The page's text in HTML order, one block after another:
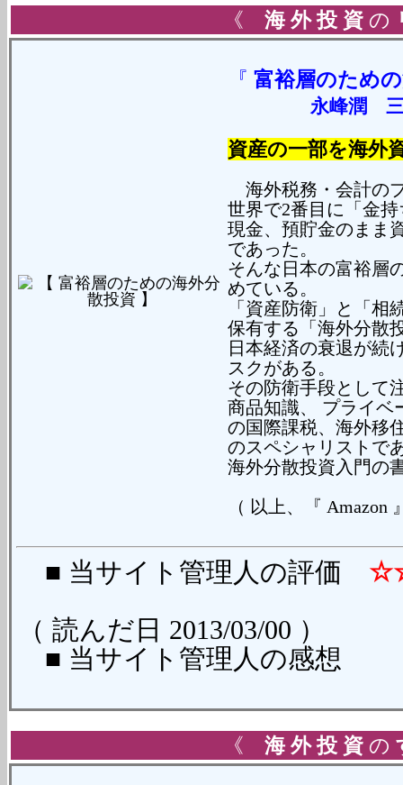
《 海 外 投 資の
『 富裕層のため
永峰潤
資産の一部を海外
海外税務・会計の
世界で2番目に「金
現金、預貯金のまま
であった。
そんな日本の富裕層
めている。
「資産防衛」と「
保有する「海外分散
日本経済の衰退が続
スクがある。
その防衛手段として
商品知識、 プライベ
の国際課税、海外移
のスペシャリストで
海外分散投資入門の
（ 以上、『 Amazon
■ 当サイト管理人の評価
（ 読んだ日 2013/03/00 ）
■ 当サイト管理人の感想
《 海 外 投 資の